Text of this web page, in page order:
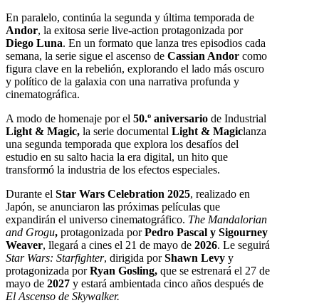
En paralelo, continúa la segunda y última temporada de
Andor, la exitosa serie live-action protagonizada por
Diego Luna. En un formato que lanza tres episodios cada
semana, la serie sigue el ascenso de Cassian Andor como
figura clave en la rebelión, explorando el lado más oscuro
y político de la galaxia con una narrativa profunda y
cinematográfica.
A modo de homenaje por el 50.º aniversario de Industrial
Light & Magic, la serie documental Light & Magiclanza
una segunda temporada que explora los desafíos del
estudio en su salto hacia la era digital, un hito que
transformó la industria de los efectos especiales.
Durante el Star Wars Celebration 2025, realizado en
Japón, se anunciaron las próximas películas que
expandirán el universo cinematográfico. The Mandalorian
and Grogu, protagonizada porPedro Pascal y Sigourney
Weaver, llegará a cines el 21 de mayo de 2026. Le seguirá
Star Wars: Starfighter, dirigida porShawn Levy y
protagonizada porRyan Gosling, que se estrenará el 27 de
mayo de 2027 y estará ambientada cinco años después de
El Ascenso de Skywalker.